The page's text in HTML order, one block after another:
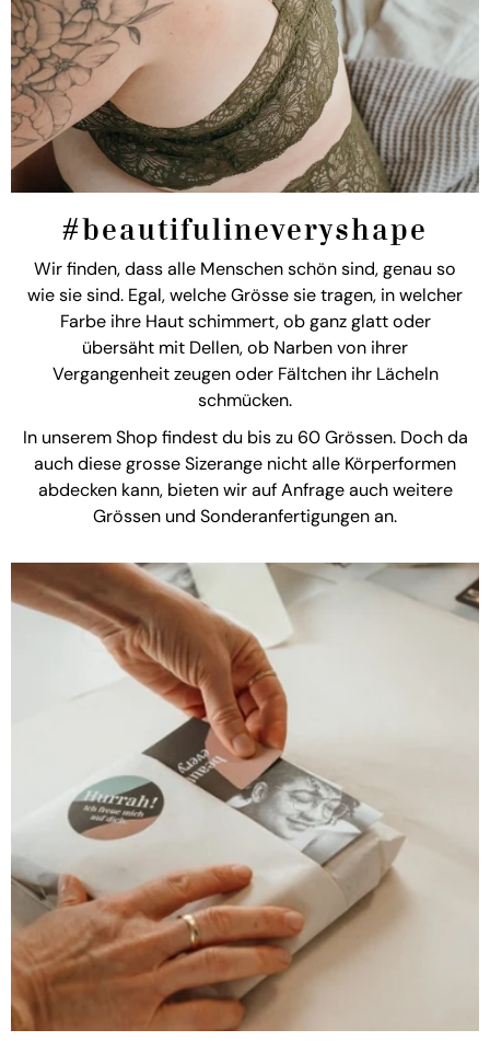
#beautifulineveryshape
Wir finden, dass alle Menschen schön sind, genau so
wie sie sind. Egal, welche Grösse sie tragen, in welcher
Farbe ihre Haut schimmert, ob ganz glatt oder
übersäht mit Dellen, ob Narben von ihrer
Vergangenheit zeugen oder Fältchen ihr Lächeln
schmücken.
In unserem Shop findest du bis zu 60 Grössen. Doch da
auch diese grosse Sizerange nicht alle Körperformen
abdecken kann, bieten wir auf Anfrage auch weitere
Grössen und Sonderanfertigungen an.